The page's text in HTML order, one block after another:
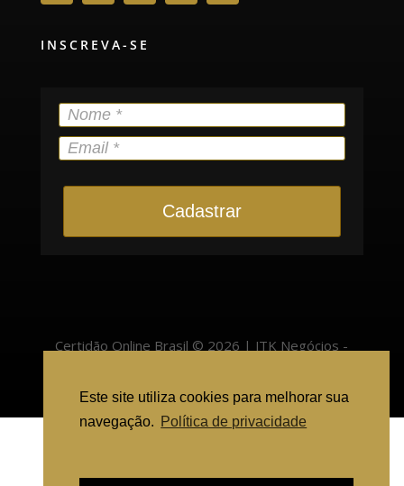
INSCREVA-SE
Cadastrar
Certidão Online Brasil © 2026 | JTK Negócios -
000 |atendimento@cartorioonlinebrasil.com.br
Este site utiliza cookies para melhorar sua
navegação. Política de privacidade